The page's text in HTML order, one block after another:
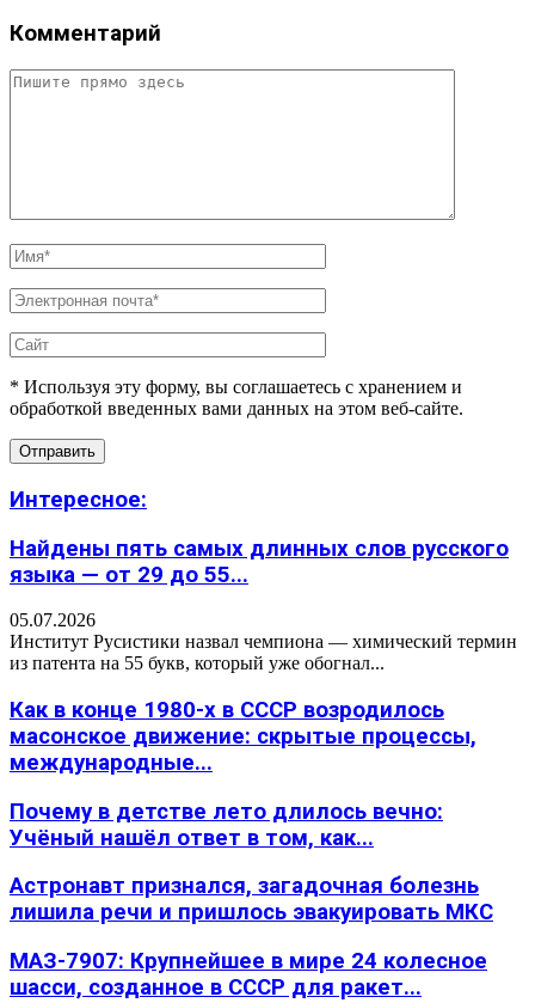
Комментарий
* Используя эту форму, вы соглашаетесь с хранением и
обработкой введенных вами данных на этом веб-сайте.
Интересное:
Найдены пять самых длинных слов русского
языка — от 29 до 55...
05.07.2026
Институт Русистики назвал чемпиона — химический термин
из патента на 55 букв, который уже обогнал...
Как в конце 1980-х в СССР возродилось
масонское движение: скрытые процессы,
международные...
Почему в детстве лето длилось вечно:
Учёный нашёл ответ в том, как...
Астронавт признался, загадочная болезнь
лишила речи и пришлось эвакуировать МКС
МАЗ-7907: Крупнейшее в мире 24 колесное
шасси, созданное в СССР для ракет...